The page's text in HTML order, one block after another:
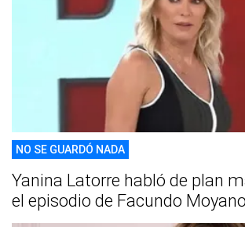
NO SE GUARDÓ NADA
Yanina Latorre habló de plan
el episodio de Facundo